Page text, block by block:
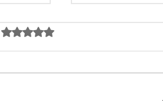
تم التقييم بـ 0 من أصل 5 نجوم.